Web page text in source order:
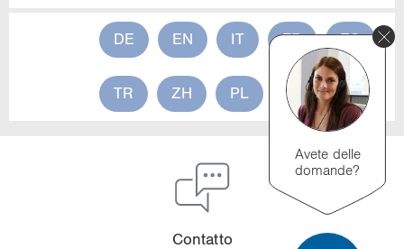
DE EN IT FR ES
TR ZH PL PT SK
Con­tat­to
Avete delle
domande?